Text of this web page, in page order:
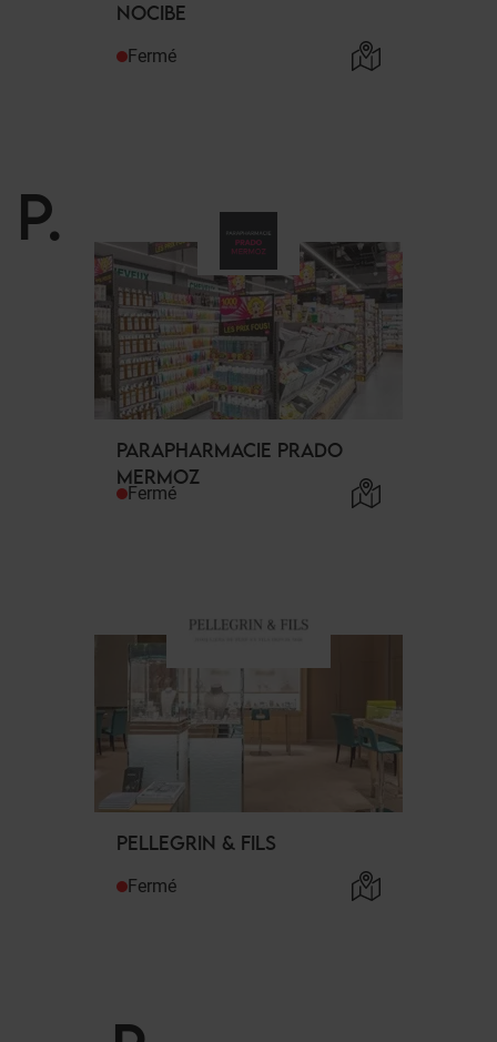
NOCIBE
Fermé
P.
PARAPHARMACIE PRADO
MERMOZ
Fermé
PELLEGRIN & FILS
Fermé